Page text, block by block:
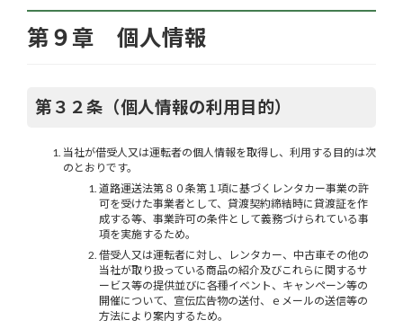
第９章 個人情報
第３２条（個人情報の利用目的）
当社が借受人又は運転者の個人情報を取得し、利用する目的は次
のとおりです。
道路運送法第８０条第１項に基づくレンタカー事業の許
可を受けた事業者として、貸渡契約締結時に貸渡証を作
成する等、事業許可の条件として義務づけられている事
項を実施するため。
借受人又は運転者に対し、レンタカー、中古車その他の
当社が取り扱っている商品の紹介及びこれらに関するサ
ービス等の提供並びに各種イベント、キャンペーン等の
開催について、宣伝広告物の送付、ｅメールの送信等の
方法により案内するため。